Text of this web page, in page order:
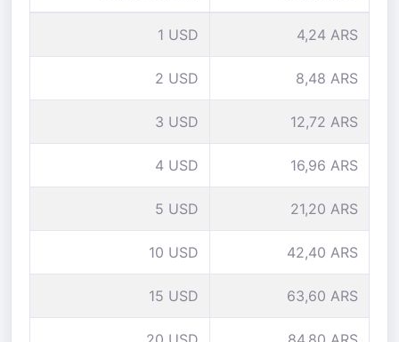
1 USD 4,24 ARS
2 USD 8,48 ARS
3 USD 12,72 ARS
4 USD 16,96 ARS
5 USD 21,20 ARS
10 USD 42,40 ARS
15 USD 63,60 ARS